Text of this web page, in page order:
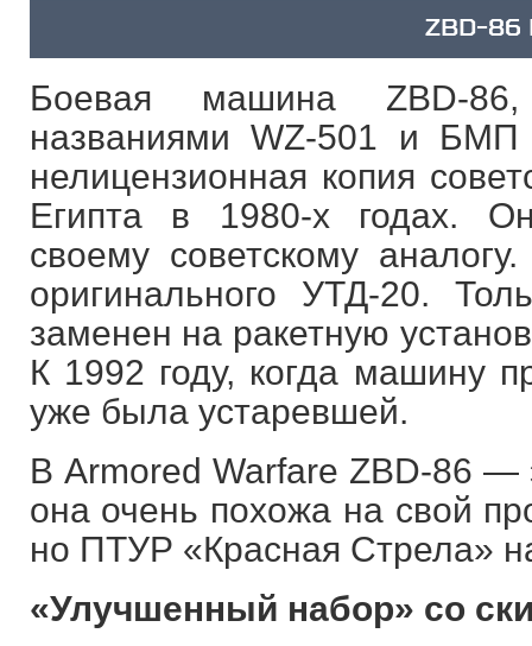
ZBD-86
Боевая машина ZBD-
названиями WZ-501 и
нелицензионная копия
Египта в 1980-х годах.
своему советскому
оригинального УТД-20.
заменен на ракетную
К 1992 году, когда машину
уже была устаревшей.
В Armored Warfare ZBD-86
она очень похожа на свой
но ПТУР «Красная Стрела»
«Улучшенный набор» со